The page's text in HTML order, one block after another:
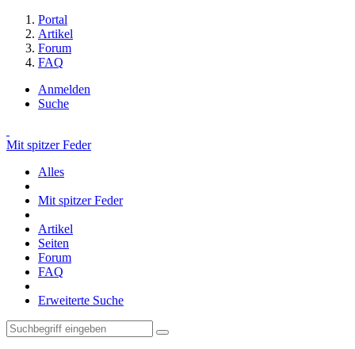
Portal
Artikel
Forum
FAQ
Anmelden
Suche
Mit spitzer Feder
Alles
Mit spitzer Feder
Artikel
Seiten
Forum
FAQ
Erweiterte Suche